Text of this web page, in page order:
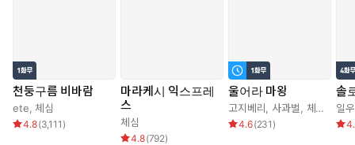
말 그대로 ‘매춘’이었다. 그러나 이명은 이것이 제 선택이 아닌 협
박이라고 무의식적으로 부정해왔다. 천천히 허물어지는 제 도덕
성에서 눈을 감았다.
그렇게 어느덧 완벽히 한지완의 정부가 된 이명의 앞에 한 사람이
천둥구름 비바람
ete,체심
4.8(3,111 )
마라케시 익스프레
스
체심
4.8(792)
울어라 마왕
고지베리, 사과벌, 체심
4.6(231 )
솔
일우